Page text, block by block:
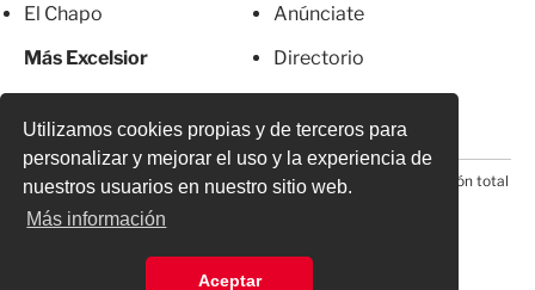
Utilizamos cookies propias y de terceros para
personalizar y mejorar el uso y la experiencia de
nuestros usuarios en nuestro sitio web.
Más información
Aceptar
El Chapo
Más Excelsior
Anúnciate
Directorio
© 2026 Todos los derechos reservados. Prohibida la reproducción total
o parcial, incluyendo cualquier medio electrónico*